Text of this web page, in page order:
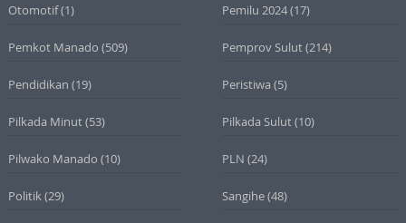
Otomotif(1) Pemilu 2024(17)
Pemkot Manado (509) Pemprov Sulut(214)
Pendidikan (19) Peristiwa (5)
Pilkada Minut(53) Pilkada Sulut(10)
Pilwako Manado (10) PLN (24)
Politik(29) Sangihe(48)